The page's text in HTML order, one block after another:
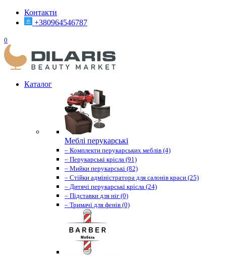
Контакти
+380964546787
0
Каталог
Меблі перукарські
– Комплекти перукарських меблів (4)
– Перукарські крісла (91)
– Мийки перукарські (82)
– Стійки адміністратора для салонів краси (25)
– Дитячі перукарські крісла (24)
– Підставки для ніг (0)
– Тримачі для фенів (0)